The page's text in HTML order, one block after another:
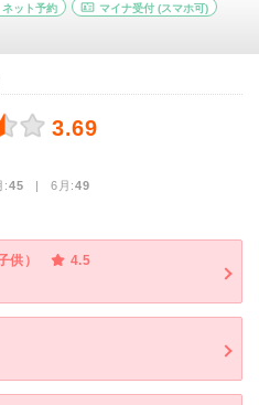
ネット予約 マイナ受付 (スマホ可)
3.69
:45 | 6月:49
供）
4.5